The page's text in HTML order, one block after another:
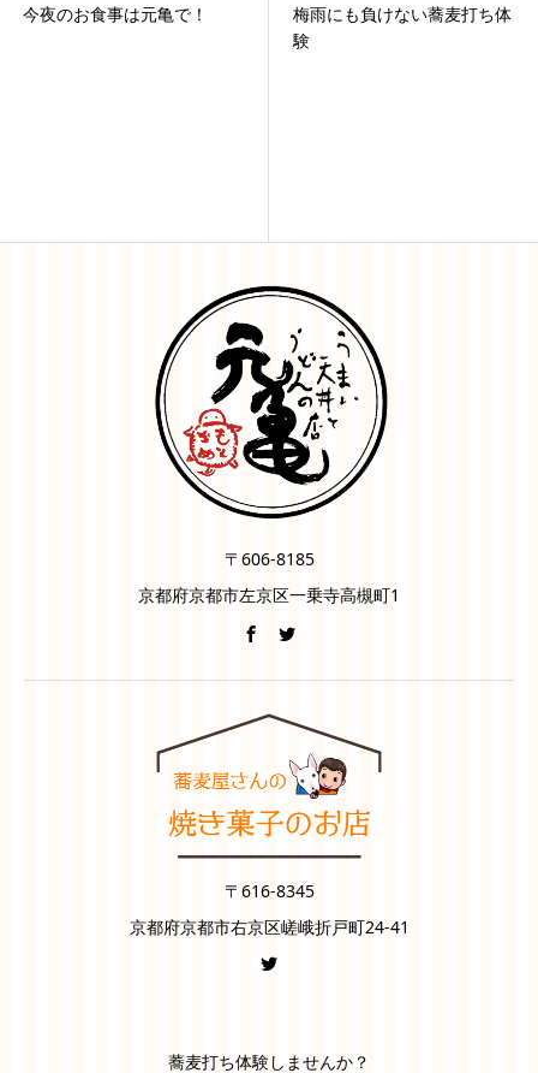
今夜のお食事は元亀で！
梅雨にも負けない蕎麦打ち体
験
〒606-8185
京都府京都市左京区一乗寺高槻町1
〒616-8345
京都府京都市右京区嵯峨折戸町24-41
蕎麦打ち体験しませんか？